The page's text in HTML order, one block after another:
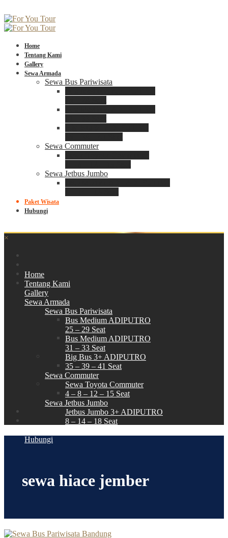
Home
Tentang Kami
Gallery
Sewa Armada
Sewa Bus Pariwisata
Sewa Commuter
Sewa Jetbus Jumbo
Paket Wisata
Hubungi
×
Home
Tentang Kami
Gallery
Sewa Armada
Sewa Bus Pariwisata
Bus Medium ADIPUTRO
25 – 29 Seat
Bus Medium ADIPUTRO
31 – 33 Seat
Big Bus 3+ ADIPUTRO
35 – 39 – 41 Seat
Sewa Commuter
Sewa Toyota Commuter
4 – 8 – 12 – 15 Seat
Sewa Jetbus Jumbo
Jetbus Jumbo 3+ ADIPUTRO
8 – 14 – 18 Seat
Hubungi
sewa hiace jember